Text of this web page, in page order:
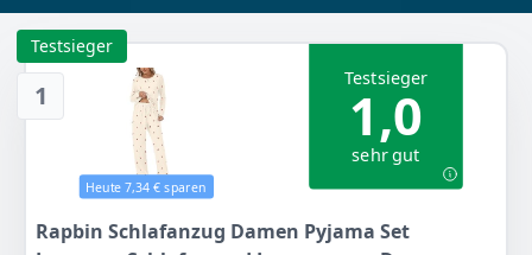
1
Testsieger
Heute 7,34 € sparen
Testsieger
1,0
sehr gut
Rapbin Schlafanzug Damen Pyjama Set